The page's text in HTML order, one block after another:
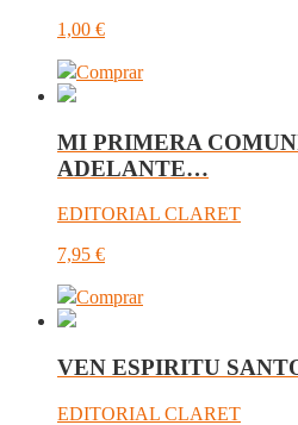
1,00 €
Comprar
MI PRIMERA
ADELANTE…
EDITORIAL CLARET
7,95 €
Comprar
VEN ESPIRITU
EDITORIAL CLARET